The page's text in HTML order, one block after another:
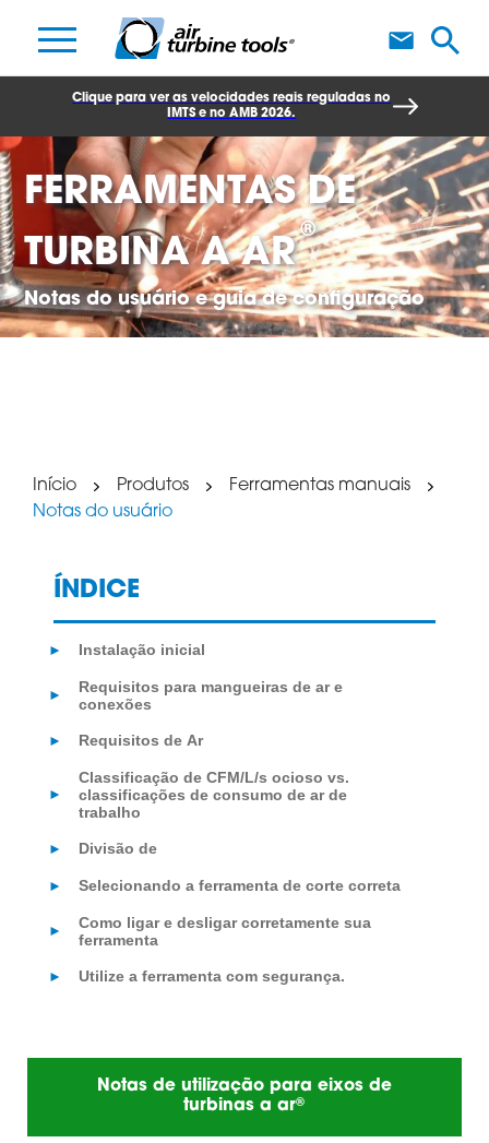
Clique para ver as velocidades reais reguladas no
IMTS e no AMB 2026.
FERRAMENTAS DE
TURBINA A AR
®
Notas do usuário e guia de configuração
Início Produtos
Ferramentas manuais
Notas do usuário
ÍNDICE
► Instalação inicial
►
Requisitos para mangueiras de ar e
conexões
► Requisitos de Ar
►
Classificação de CFM/L/s ocioso vs.
classificações de consumo de ar de
trabalho
► Divisão de
► Selecionando a ferramenta de corte correta
►
Como ligar e desligar corretamente sua
ferramenta
► Utilize a ferramenta com segurança.
Notas de utilização para eixos de
turbinas a ar®